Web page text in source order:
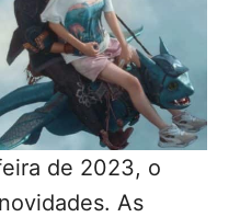
de 2023, o
As